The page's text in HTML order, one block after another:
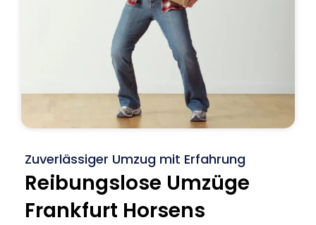
Zuverlässiger Umzug mit Erfahrung
Reibungslose Umzüge
Frankfurt Horsens